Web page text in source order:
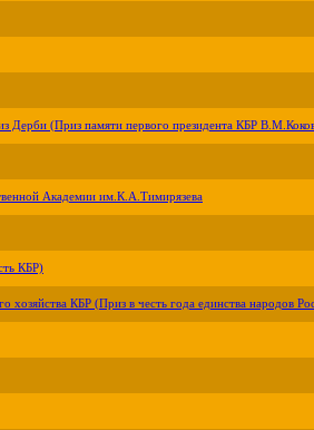
Дерби (Приз памяти первого президента КБР
Академии им.К.А.Тимирязева
КБР)
хозяйства КБР (Приз в честь года единства народов